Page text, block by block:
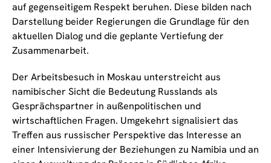
auf gegenseitigem Respekt beruhen. Diese bilden nach
Darstellung beider Regierungen die Grundlage für den
aktuellen Dialog und die geplante Vertiefung der
Zusammenarbeit.
Der Arbeitsbesuch in Moskau unterstreicht aus
namibischer Sicht die Bedeutung Russlands als
Gesprächspartner in außenpolitischen und
wirtschaftlichen Fragen. Umgekehrt signalisiert das
Treffen aus russischer Perspektive das Interesse an
einer Intensivierung der Beziehungen zu Namibia und an